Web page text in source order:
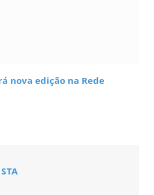
nova edição na Rede